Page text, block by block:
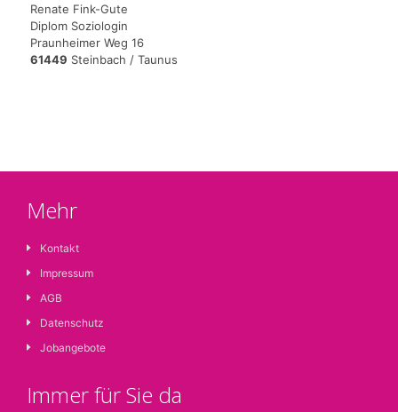
Renate Fink-Gute
Diplom Soziologin
Praunheimer Weg 16
61449 Steinbach / Taunus
Mehr
Kontakt
Impressum
AGB
Datenschutz
Jobangebote
Immer für Sie da